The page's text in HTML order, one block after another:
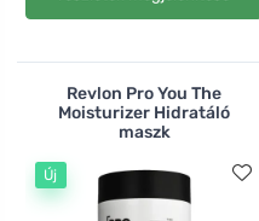
Revlon Pro You The
Moisturizer Hidratáló
maszk
Új